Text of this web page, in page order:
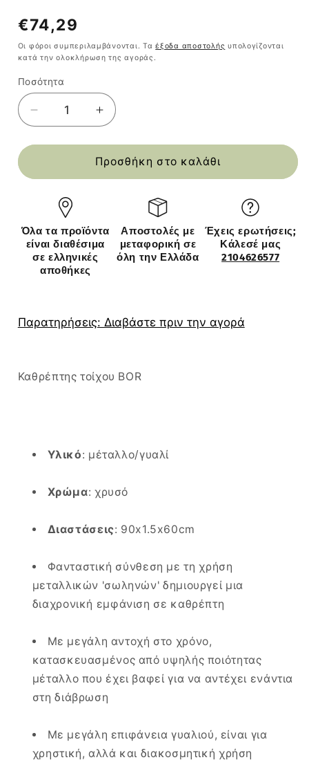
Κανονική
τιμή
€74,29
Οι φόροι συμπεριλαμβάνονται. Ταέξοδα αποστολής υπολογίζονται
κατά την ολοκλήρωση της αγοράς.
Ποσότητα
Ποσότητα
Μείωση
ποσότητας
για
Καθρέπτης
Τοίχου
Χρυσό
Μέταλλο/
Γυαλί
90x1.5x60cm
Αύξηση
ποσότητας
για
Καθρέπτης
Τοίχου
Γυαλί
90x1.5x60cm
Προσθήκη στο καλάθι
Όλα τα προϊόντα
είναι διαθέσιμα
σε ελληνικές
αποθήκες
Αποστολές με
μεταφορική σε
όλη την Ελλάδα
Έχεις ερωτήσεις;
Κάλεσέ μας
2104626577
Παρατηρήσεις: Διαβάστε πριν την αγορά
Καθρέπτης τοίχου BOR
Υλικό: μέταλλο/γυαλί
Χρώμα: χρυσό
Διαστάσεις: 90x1.5x60cm
Φανταστική σύνθεση με τη χρήση
μεταλλικών 'σωληνών' δημιουργεί μια
διαχρονική εμφάνιση σε καθρέπτη
Με μεγάλη αντοχή στο χρόνο,
κατασκευασμένος από υψηλής ποιότητας
μέταλλο που έχει βαφεί για να αντέχει ενάντια
στη διάβρωση
Με μεγάλη επιφάνεια γυαλιού, είναι για
χρηστική, αλλά και διακοσμητική χρήση